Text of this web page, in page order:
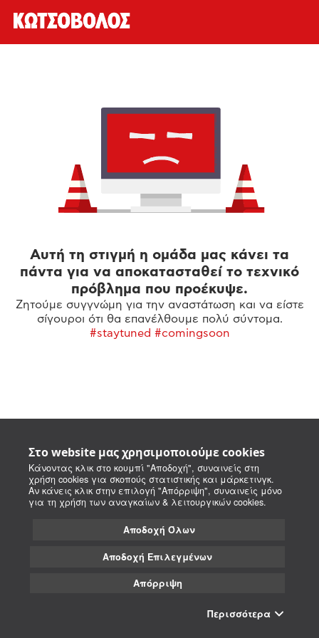
Στο website μας χρησιμοποιούμε cookies
Κάνοντας κλικ στο κουμπί "Αποδοχή", συναινείς στη
χρήση cookies για σκοπούς στατιστικής και μάρκετινγκ.
Αν κάνεις κλικ στην επιλογή "Απόρριψη", συναινείς μόνο
για τη χρήση των αναγκαίων & λειτουργικών cookies.
Αποδοχή Όλων
Αποδοχή Επιλεγμένων
Απόρριψη
Περισσότερα
Αυτή τη στιγμή η ομάδα μας κάνει τα
πάντα για να αποκατασταθεί το τεχνικό
πρόβλημα που προέκυψε.
Ζητούμε συγγνώμη για την αναστάτωση και να είστε
σίγουροι ότι θα επανέλθουμε πολύ σύντομα.
#staytuned #comingsoon